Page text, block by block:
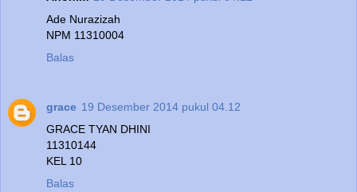
Ade Nurazizah
NPM 11310004
Balas
grace 19 Desember 2014 pukul 04.12
GRACE TYAN DHINI
11310144
KEL 10
Balas